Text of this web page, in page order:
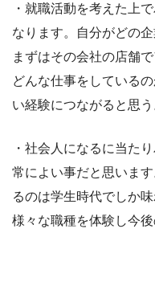
・就職活動を考えた上
なります。自分がどの
まずはその会社の店舗
どんな仕事をしている
い経験につながると思う
・社会人になるに当た
常によい事だと思いま
るのは学生時代でしか
様々な職種を体験し今